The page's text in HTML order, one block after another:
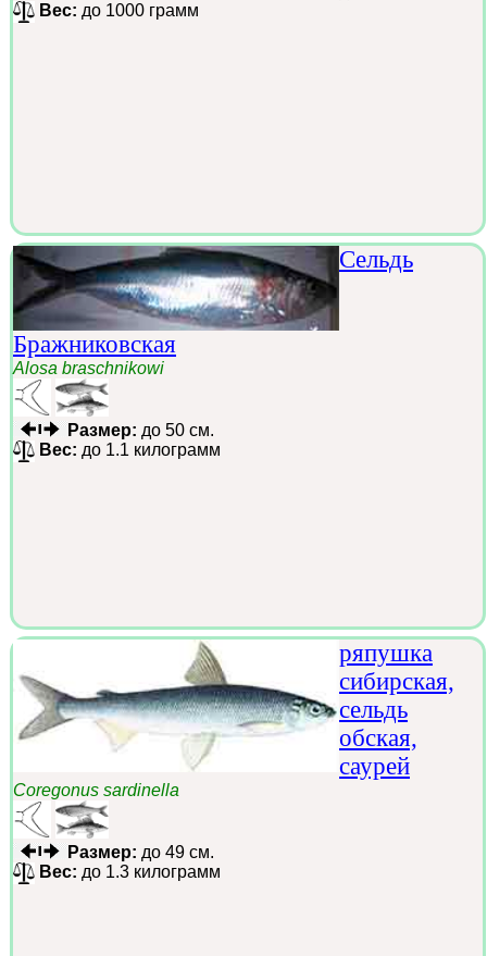
Вес: до 1000 грамм
Сельдь
Бражниковская
Alosa braschnikowi
Размер: до 50 см.
Вес: до 1.1 килограмм
ряпушка
сибирская,
сельдь
обская,
саурей
Coregonus sardinella
Размер: до 49 см.
Вес: до 1.3 килограмм